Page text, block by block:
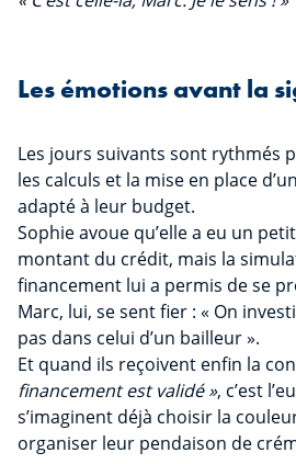
Les émotions avant la
Les jours suivants sont rythmés
les calculs et la mise en place
adapté à leur budget.
Sophie avoue qu’elle a eu un
montant du crédit, mais la
financement lui a permis de se
Marc, lui, se sent fier : « On
pas dans celui d’un bailleur ».
Et quand ils reçoivent enfin la
financement est validé », c’est
s’imaginent déjà choisir la
organiser leur pendaison de